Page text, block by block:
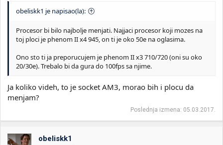
obeliskk1 je napisao(la):
Procesor bi bilo najbolje menjati. Najjaci procesor koji mozes na
toj ploci je phenom II x4 945, on ti je oko 50e na oglasima.
Ono sto ti ja preporucujem je phenom II x3 710/720 (oni su oko
20/30e). Trebalo bi da gura do 100fps sa njime.
Ja koliko videh, to je socket AM3, morao bih i plocu da
menjam?
Poslednja izmena: 05.03.2017.
obeliskk1